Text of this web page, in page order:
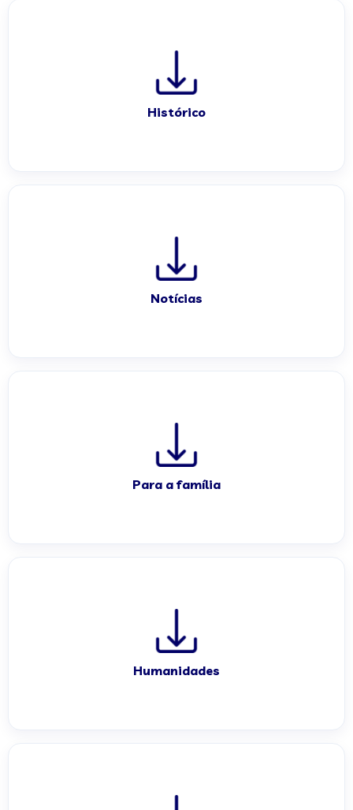
Histórico
Notícias
Para a família
Humanidades